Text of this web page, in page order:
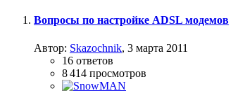
Вопросы по настройке ADSL модемов
Автор: Skazochnik, 3 марта 2011
16 ответов
8 414 просмотров